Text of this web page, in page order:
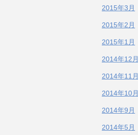
2015年3月
2015年2月
2015年1月
2014年12月
2014年11月
2014年10月
2014年9月
2014年5月